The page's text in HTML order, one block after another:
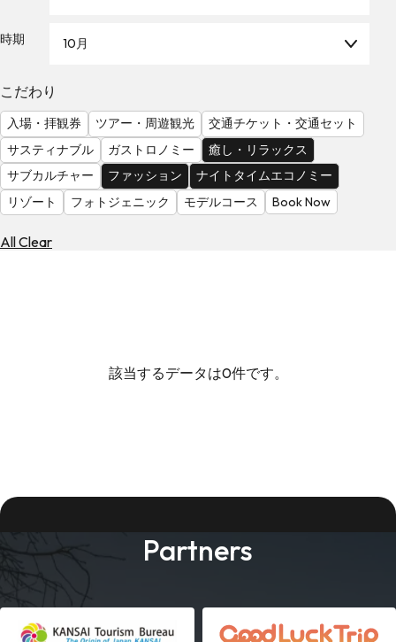
る
時期 10月
こだわり
入場・拝観券 ツアー・周遊観光
交通チケット・交通セット
サスティナブル
ガストロノミー
癒し・リラックス
サブカルチャー
ファッション
ナイトタイムエコノミー
リゾート
フォトジェニック モデルコース Book Now
All Clear
該当するデータは0件です。
Partners